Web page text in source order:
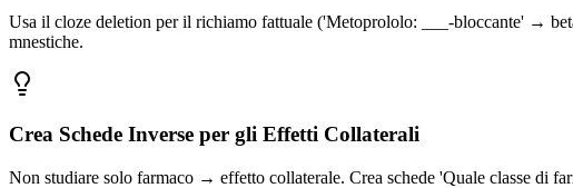
Usa il cloze deletion per il richiamo fattuale ('Metoprololo: ___-bloccante' →
mnestiche.
Crea Schede Inverse per gli Effetti Collaterali
Non studiare solo farmaco → effetto collaterale. Crea schede 'Quale classe di